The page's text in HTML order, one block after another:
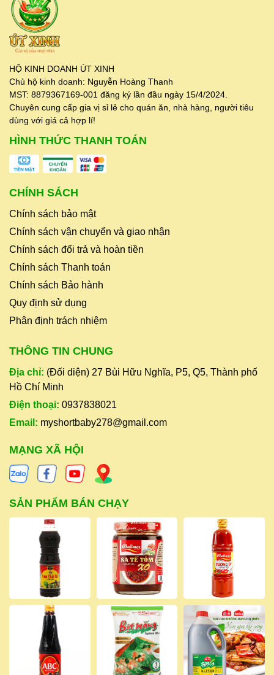
HỘ KINH DOANH ÚT XINH
Chủ hộ kinh doanh: Nguyễn Hoàng Thanh
MST: 8879367169-001 đăng ký lần đầu ngày 15/4/2024.
Chuyên cung cấp gia vị sỉ lẻ cho quán ăn, nhà hàng, người tiêu
dùng với giá cả hợp lí!
HÌNH THỨC THANH TOÁN
CHÍNH SÁCH
Chính sách bảo mật
Chính sách vận chuyển và giao nhận
Chính sách đổi trả và hoàn tiền
Chính sách Thanh toán
Chính sách Bảo hành
Quy định sử dụng
Phân định trách nhiệm
THÔNG TIN CHUNG
Địa chỉ: (Đối diện) 27 Bùi Hữu Nghĩa, P5, Q5, Thành phố
Hồ Chí Minh
Điện thoại: 0937838021
Email: myshortbaby278@gmail.com
MẠNG XÃ HỘI
SẢN PHẨM BÁN CHẠY